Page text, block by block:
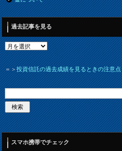
過去記事を見る
＝＞投資信託の過去成績を見るときの注意点
スマホ携帯でチェック